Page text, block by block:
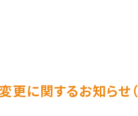
に関するお知らせ